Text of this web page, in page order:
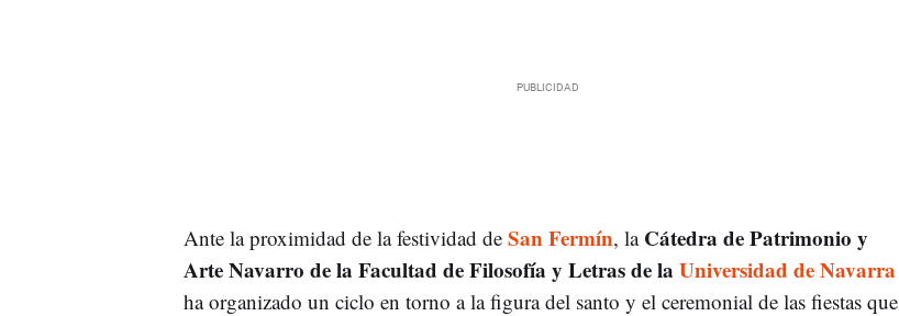
Ante la proximidad de la festividad de San Fermín, la Cátedra de Patrimonio y
Arte Navarro de la Facultad de Filosofía y Letras de la Universidad de Navarra
ha organizado un ciclo en torno a la figura del santo y el ceremonial de las fiestas que